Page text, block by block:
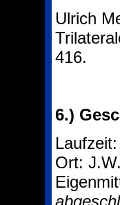
Ulrich
416.
6.)
Ort: